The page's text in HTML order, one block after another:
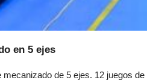
en 5 ejes
mecanizado de 5 ejes. 12 juegos de